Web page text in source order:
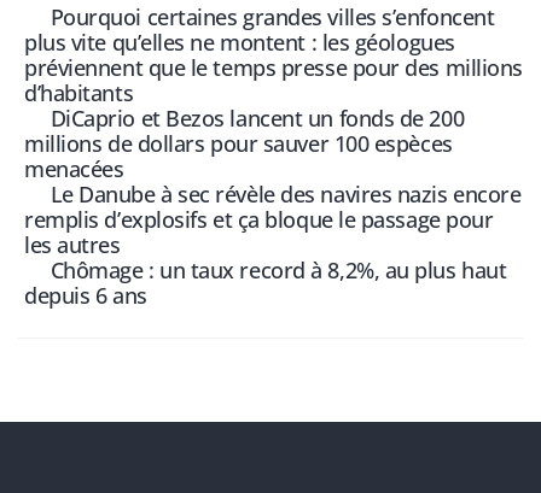
Pourquoi certaines grandes villes s’enfoncent
plus vite qu’elles ne montent : les géologues
préviennent que le temps presse pour des millions
d’habitants
DiCaprio et Bezos lancent un fonds de 200
millions de dollars pour sauver 100 espèces
menacées
Le Danube à sec révèle des navires nazis encore
remplis d’explosifs et ça bloque le passage pour
les autres
Chômage : un taux record à 8,2%, au plus haut
depuis 6 ans